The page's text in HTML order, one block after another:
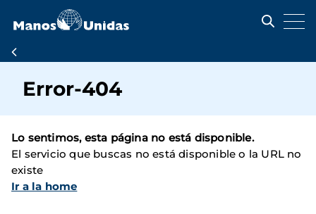
contenido
principal
Ruta
de
navegación
Error-404
Lo sentimos, esta página no está disponible.
El servicio que buscas no está disponible o la URL no
existe
Ir a la home